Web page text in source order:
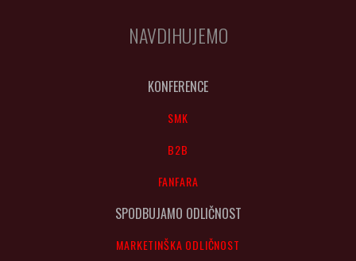
NAVDIHUJEMO
KONFERENCE
SMK
B2B
FANFARA
SPODBUJAMO ODLIČNOST
MARKETINŠKA ODLIČNOST